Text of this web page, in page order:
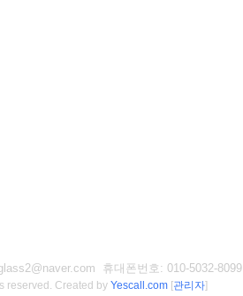
휴대폰번호: 010-5032-8099
reserved. Created by Yescall.com [관리자]